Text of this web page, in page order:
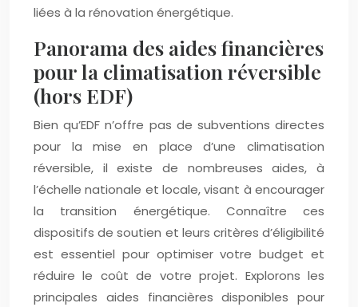
liées à la rénovation énergétique.
Panorama des aides financières
pour la climatisation réversible
(hors EDF)
Bien qu’EDF n’offre pas de subventions directes
pour la mise en place d’une climatisation
réversible, il existe de nombreuses aides, à
l’échelle nationale et locale, visant à encourager
la transition énergétique. Connaître ces
dispositifs de soutien et leurs critères d’éligibilité
est essentiel pour optimiser votre budget et
réduire le coût de votre projet. Explorons les
principales aides financières disponibles pour